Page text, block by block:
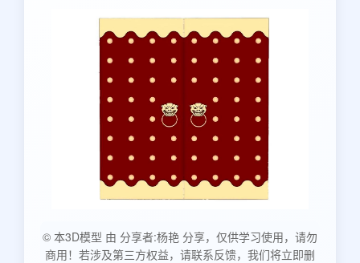
© 本3D模型 由 分享者:杨艳 分享，仅供学习使用，请勿
商用！若涉及第三方权益，请联系反馈，我们将立即删